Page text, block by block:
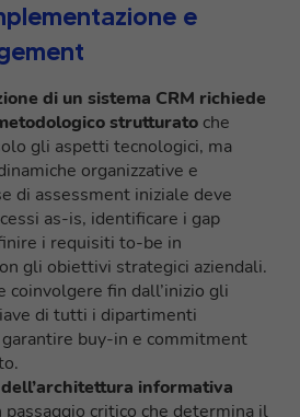
e
di un sistema CRM richiede
strutturato che
gli aspetti tecnologici, ma
organizzative e
di assessment iniziale deve
as-is, identificare i gap
i requisiti to-be in
gli obiettivi strategici aziendali.
coinvolgere fin dall’inizio gli
di tutti i dipartimenti
buy-in e commitment
informativa
passaggio critico che determina il